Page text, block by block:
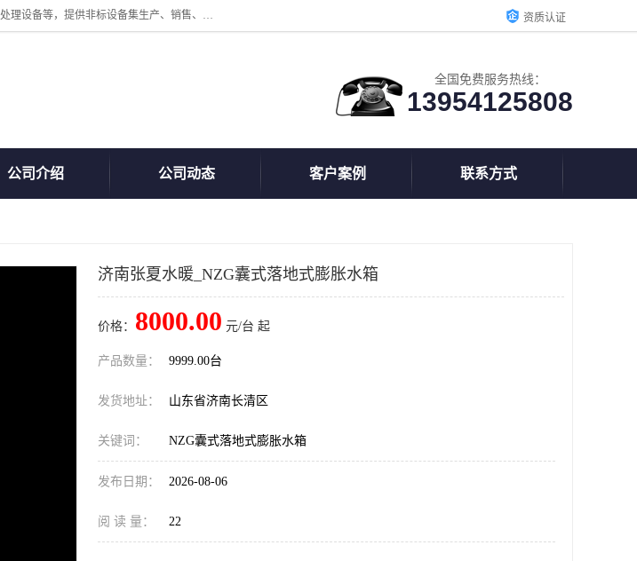
公司主营换热器.换热设备、供水设备，核心产品涵盖：管壳式换热器、换热机组、不锈钢组合式水箱、水处理设备等，提供非标设备集生产、销售、安装一体化服务，可满足全国酒店、学校、医院、商业综合体、工业项目等多场景换热与供水需求。 资质认证
全国免费服务热线：
13954125808
公司介绍 公司动态 客户案例 联系方式
济南张夏水暖_NZG囊式落地式膨胀水箱
价格： 8000.00 元/台 起
产品数量： 9999.00台
发货地址： 山东省济南长清区
关键词： NZG囊式落地式膨胀水箱
发布日期： 2026-08-06
阅 读 量： 22